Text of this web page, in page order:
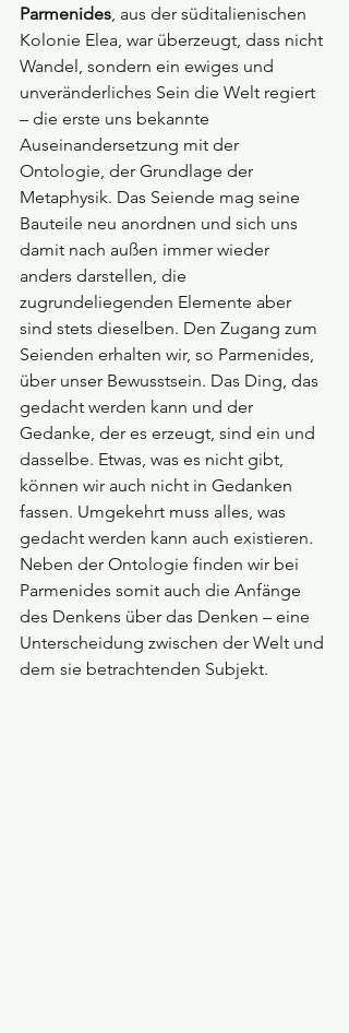
Parmenides , aus der süditalienischen
Kolonie Elea, war überzeugt, dass nicht
Wandel, sondern ein ewiges und
unveränderliches Sein die Welt regiert
– die erste uns bekannte
Auseinandersetzung mit der
Ontologie, der Grundlage der
Metaphysik. Das Seiende mag seine
Bauteile neu anordnen und sich uns
damit nach außen immer wieder
anders darstellen, die
zugrundeliegenden Elemente aber
sind stets dieselben. Den Zugang zum
Seienden erhalten wir, so Parmenides,
über unser Bewusstsein. Das Ding, das
gedacht werden kann und der
Gedanke, der es erzeugt, sind ein und
dasselbe. Etwas, was es nicht gibt,
können wir auch nicht in Gedanken
fassen. Umgekehrt muss alles, was
gedacht werden kann auch existieren.
Neben der Ontologie finden wir bei
Parmenides somit auch die Anfänge
des Denkens über das Denken – eine
Unterscheidung zwischen der Welt und
dem sie betrachtenden Subjekt.